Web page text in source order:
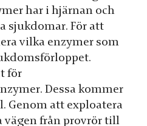
har i hjärnan och
sjukdomar. För att
vilka enzymer som
för
Dessa kommer
Genom att exploatera
vägen från provrör till